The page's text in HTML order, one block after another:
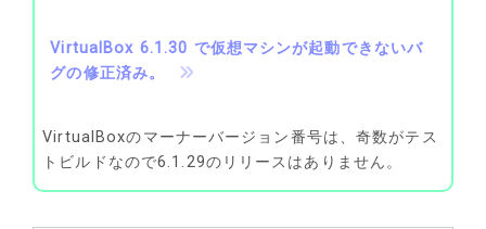
VirtualBox 6.1.30 で仮想マシンが起動できないバ
グの修正済み。
VirtualBoxのマーナーバージョン番号は、奇数がテス
トビルドなので6.1.29のリリースはありません。